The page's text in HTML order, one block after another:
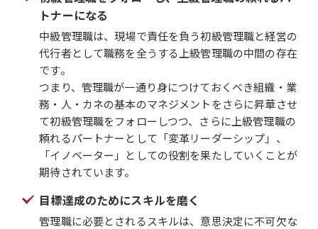
トナーになる
中級管理職は、現場で責任を負う初級管理職と経営の
代行者として職務を全うする上級管理職の中間の存在
です。
つまり、管理職が一通り身につけておくべき組織・業
務・人・カネの基本のマネジメントをさらに昇華させ
て初級管理職をフォローしつつ、さらに上級管理職の
頼れるパートナーとして「変革リーダーシップ」、
「イノベーター」としての役割を果たしていくことが
期待されています。
目標達成のためにスキルを磨く
管理職に必要とされるスキルは、意思決定に不可欠な